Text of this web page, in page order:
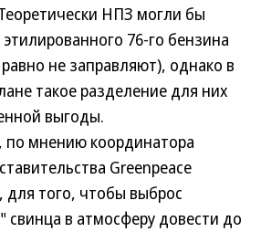
НПЗ могли бы
76-го бензина
не заправляют), однако в
такое разделение для них
выгоды.
мнению координатора
Greenpeace
для того, чтобы выброс
свинца в атмосферу довести до